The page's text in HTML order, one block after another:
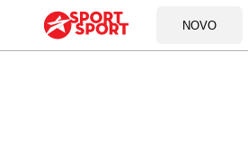
NOVO